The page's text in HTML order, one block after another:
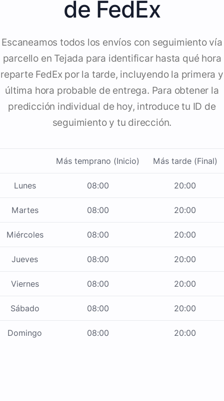
de FedEx
Escaneamos todos los envíos con seguimiento vía
parcello en Tejada para identificar hasta qué hora
reparte FedEx por la tarde, incluyendo la primera y
última hora probable de entrega. Para obtener la
predicción individual de hoy, introduce tu ID de
seguimiento y tu dirección.
Más temprano (Inicio) Más tarde (Final)
Lunes 08:00 20:00
Martes 08:00 20:00
Miércoles 08:00 20:00
Jueves 08:00 20:00
Viernes 08:00 20:00
Sábado 08:00 20:00
Domingo 08:00 20:00